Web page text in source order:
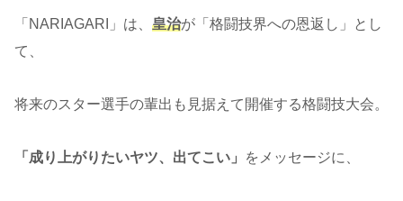
「NARIAGARI」は、 皇治が「格闘技界への恩返し」とし
て、
将来のスター選手の輩出も見据えて開催する格闘技大会。
「成り上がりたいヤツ、出てこい」 をメッセージに、